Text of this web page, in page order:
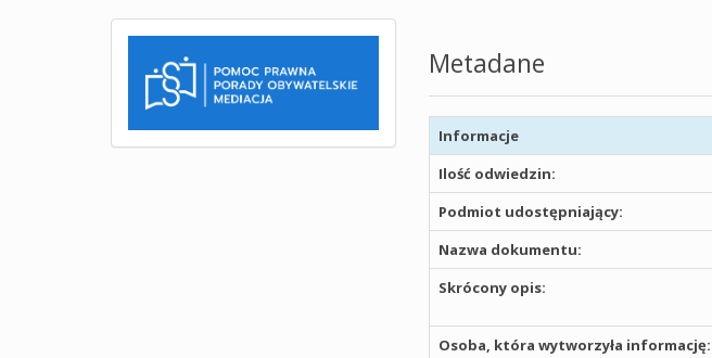
Metadane
Informacje
Ilość odwiedzin:
Podmiot udostępniający:
Nazwa dokumentu:
Skrócony opis:
Osoba, która wytworzyła informację: